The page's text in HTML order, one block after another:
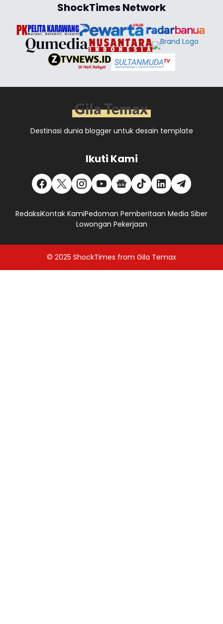
ShockTimes Network
Destinasi dunia blogger untuk desain template
Ikuti Kami
RedaksiKontak KamiPedoman Pemberitaan Media Siber
Lowongan Pekerjaan
© 2025 ShockTimes from Gila Temax